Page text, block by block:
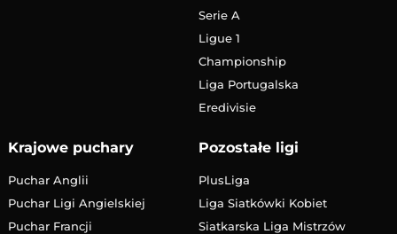
Serie A
Ligue 1
Championship
Liga Portugalska
Eredivisie
Krajowe puchary
Puchar Anglii
Puchar Ligi Angielskiej
Puchar Francji
Pozostałe ligi
PlusLiga
Liga Siatkówki Kobiet
Siatkarska Liga Mistrzów